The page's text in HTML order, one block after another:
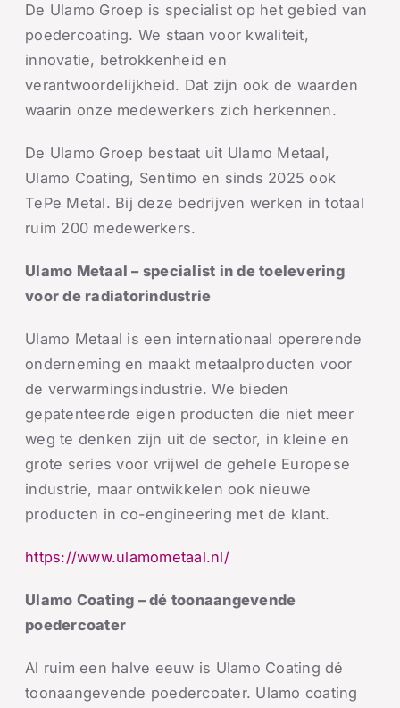
De Ulamo Groep is specialist op het gebied van
poedercoating. We staan voor kwaliteit,
innovatie, betrokkenheid en
verantwoordelijkheid. Dat zijn ook de waarden
waarin onze medewerkers zich herkennen.
De Ulamo Groep bestaat uit Ulamo Metaal,
Ulamo Coating, Sentimo en sinds 2025 ook
TePe Metal. Bij deze bedrijven werken in totaal
ruim 200 medewerkers.
Ulamo Metaal – specialist in de toelevering
voor de radiatorindustrie
Ulamo Metaal is een internationaal opererende
onderneming en maakt metaalproducten voor
de verwarmingsindustrie. We bieden
gepatenteerde eigen producten die niet meer
weg te denken zijn uit de sector, in kleine en
grote series voor vrijwel de gehele Europese
industrie, maar ontwikkelen ook nieuwe
producten in co-engineering met de klant.
https://www.ulamometaal.nl/
Ulamo Coating – dé toonaangevende
poedercoater
Al ruim een halve eeuw is Ulamo Coating dé
toonaangevende poedercoater. Ulamo coating